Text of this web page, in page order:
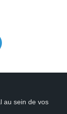
au sein de vos